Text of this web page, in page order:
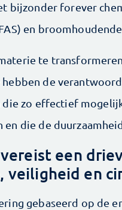
bijzonder forever
en
te
de
zo effectief
die de
een
veiligheid en
gebaseerd op de